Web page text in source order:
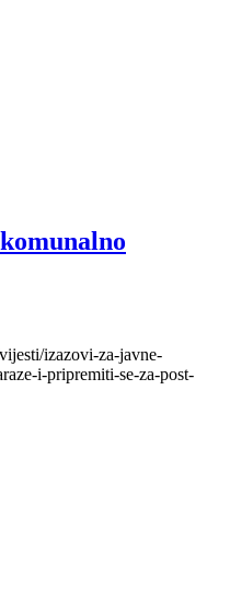
izazovi-za-javne-
i-pripremiti-se-za-post-